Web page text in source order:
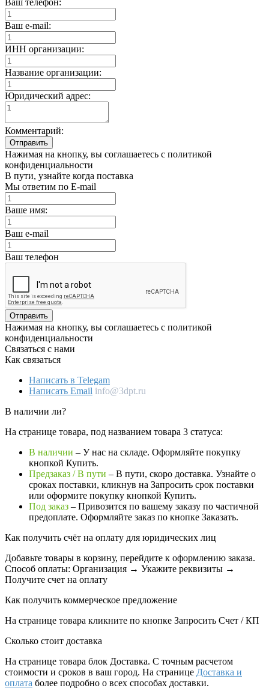
Ваш e-mail:
ИНН организации:
Название организации:
Юридический адрес:
Комментарий:
Отправить
Нажимая на кнопку, вы соглашаетесь с политикой
конфиденциальности
В пути, узнайте когда поставка
Мы ответим по E-mail
Ваше имя:
Ваш e-mail
Ваш телефон
Отправить
Нажимая на кнопку, вы соглашаетесь с политикой
конфиденциальности
Связаться с нами
Как связаться
Написать в Telegam
Написать Email info@3dpt.ru
В наличии ли?
На странице товара, под названием товара 3 статуса:
В наличии – У нас на складе. Оформляйте покупку
кнопкой Купить.
Предзаказ / В пути – В пути, скоро доставка. Узнайте о
сроках поставки, кликнув на Запросить cрок поставки
или оформите покупку кнопкой Купить.
Под заказ – Привозится по вашему заказу по частичной
предоплате. Оформляйте заказ по кнопке Заказать.
Как получить счёт на оплату для юридических лиц
Добавьте товары в корзину, перейдите к оформлению заказа.
Способ оплаты: Организация → Укажите реквизиты →
Получите счет на оплату
Как получить коммерческое предложение
На странице товара кликните по кнопке Запросить Счет / КП
Сколько стоит доставка
На странице товара блок Доставка. С точным расчетом
стоимости и сроков в ваш город. На странице Доставка и
оплата более подробно о всех способах доставки.